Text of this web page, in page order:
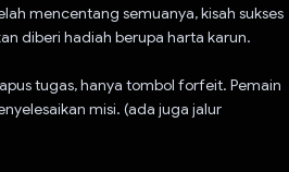
mencentang semuanya, kisah sukses
diberi hadiah berupa harta karun.
tugas, hanya tombol forfeit. Pemain
misi. (ada juga jalur